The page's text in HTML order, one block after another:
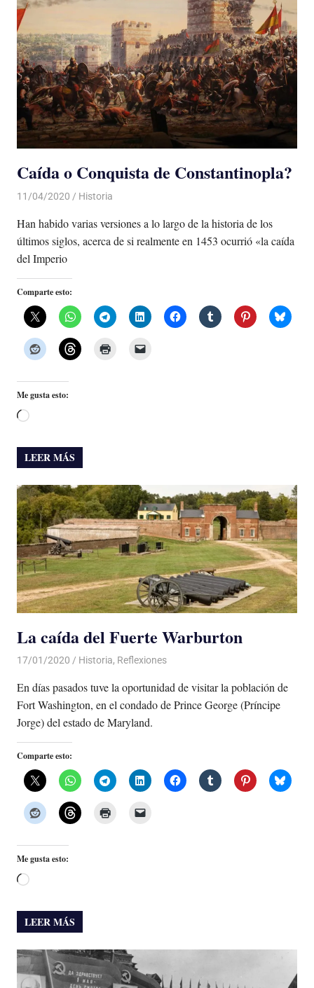
Caída o Conquista de Constantinopla?
11/04/2020 De todo un Poco
Historia
Han habido varias versiones a lo largo de la historia de los
últimos siglos, acerca de si realmente en 1453 ocurrió «la caída
del Imperio
Comparte esto:
Me gusta esto:
Cargando...
LEER MÁS
La caída del Fuerte Warburton
17/01/2020 De todo un Poco
Historia, Reflexiones
En días pasados tuve la oportunidad de visitar la población de
Fort Washington, en el condado de Prince George (Príncipe
Jorge) del estado de Maryland.
Comparte esto:
Me gusta esto:
Cargando...
LEER MÁS